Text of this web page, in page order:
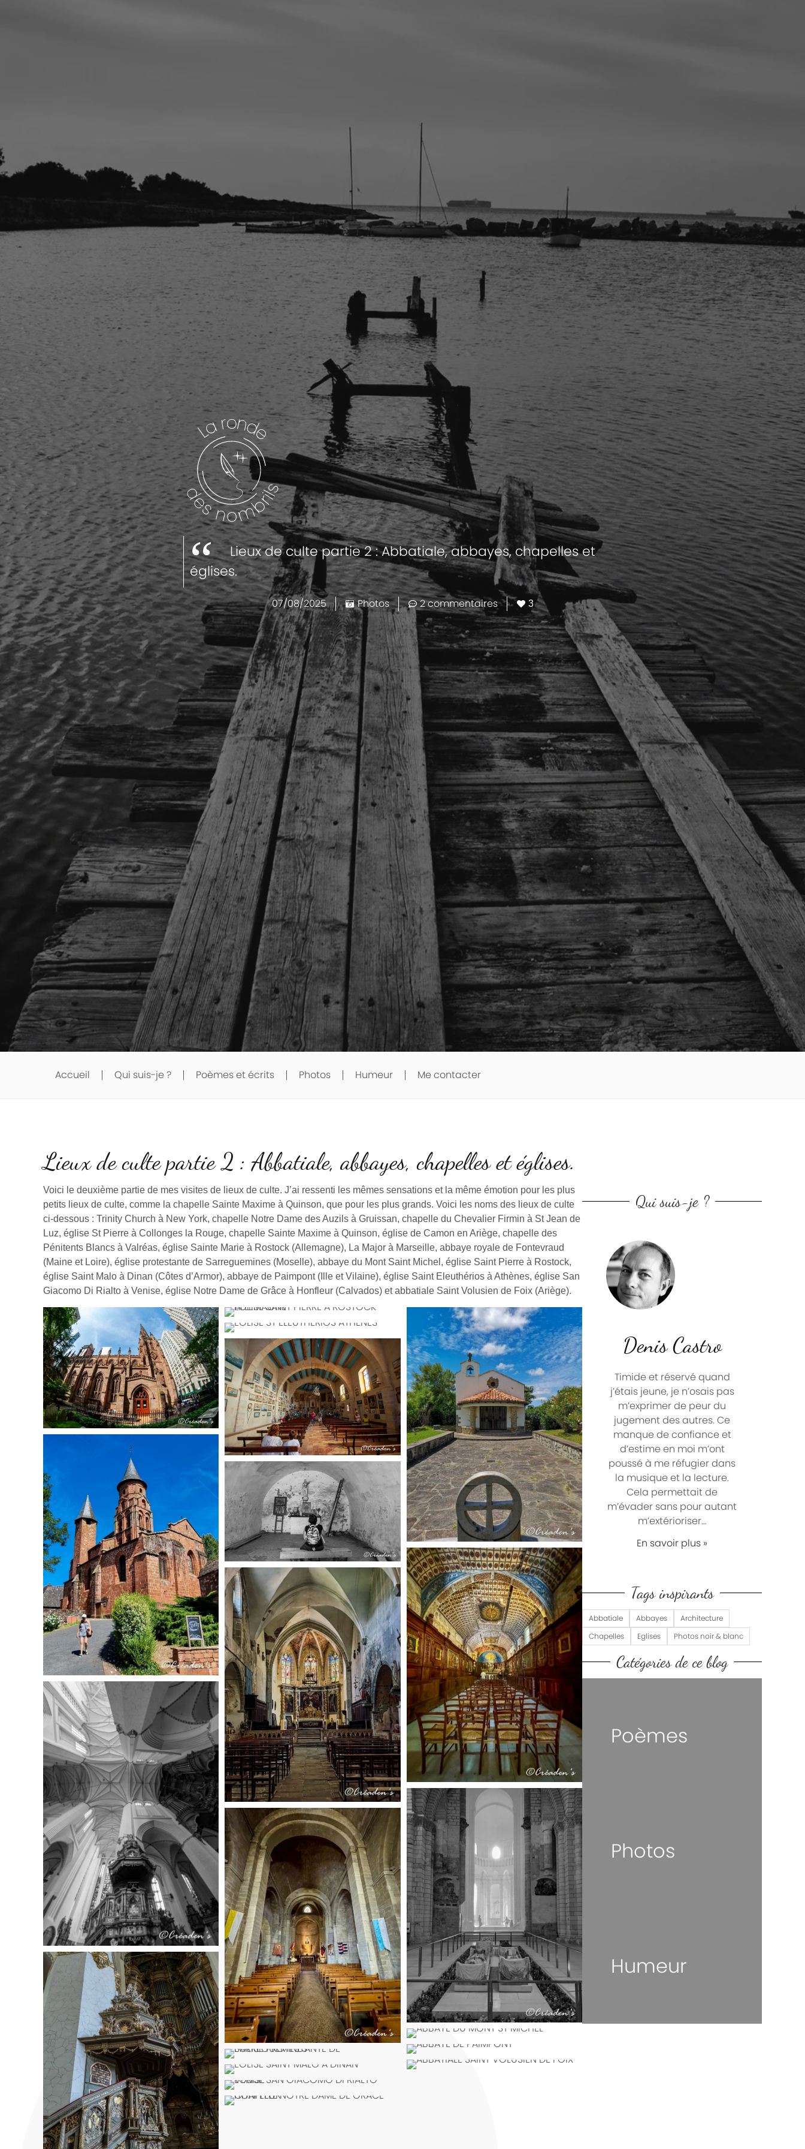
Lieux de culte partie 2 : Abbatiale, abbayes, chapelles et
églises.
07/08/2025 Photos 2 commentaires 3
Accueil Qui suis-je ? Poèmes et écrits Photos Humeur Me contacter
Lieux de culte partie 2 : Abbatiale, abbayes, chapelles et églises.
Voici le deuxième partie de mes visites de lieux de culte. J’ai ressenti les mêmes sensations et la même émotion pour les plus
petits lieux de culte, comme la chapelle Sainte Maxime à Quinson, que pour les plus grands. Voici les noms des lieux de culte
ci-dessous : Trinity Church à New York, chapelle Notre Dame des Auzils à Gruissan, chapelle du Chevalier Firmin à St Jean de
Luz, église St Pierre à Collonges la Rouge, chapelle Sainte Maxime à Quinson, église de Camon en Ariège, chapelle des
Pénitents Blancs à Valréas, église Sainte Marie à Rostock (Allemagne), La Major à Marseille, abbaye royale de Fontevraud
(Maine et Loire), église protestante de Sarreguemines (Moselle), abbaye du Mont Saint Michel, église Saint Pierre à Rostock,
église Saint Malo à Dinan (Côtes d’Armor), abbaye de Paimpont (Ille et Vilaine), église Saint Eleuthérios à Athènes, église San
Giacomo Di Rialto à Venise, église Notre Dame de Grâce à Honfleur (Calvados) et abbatiale Saint Volusien de Foix (Ariège).
Qui suis-je ?
Denis Castro
Timide et réservé quand
j’étais jeune, je n’osais pas
m’exprimer de peur du
jugement des autres. Ce
manque de confiance et
d’estime en moi m’ont
poussé à me réfugier dans
la musique et la lecture.
Cela permettait de
m’évader sans pour autant
m’extérioriser…
En savoir plus »
Tags inspirants
Abbatiale Abbayes
Architecture
Chapelles
Eglises Photos noir & blanc
Catégories de ce blog
Poèmes
Photos
Humeur